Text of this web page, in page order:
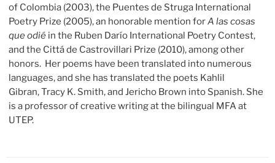
of Colombia (2003), the Puentes de Struga International
Poetry Prize (2005), an honorable mention forA las cosas
que odié in the Ruben Darío International Poetry Contest,
and the Cittá de Castrovillari Prize (2010), among other
honors. Her poems have been translated into numerous
languages, and she has translated the poets Kahlil
Gibran, Tracy K. Smith, and Jericho Brown into Spanish. She
is a professor of creative writing at the bilingual MFA at
UTEP.